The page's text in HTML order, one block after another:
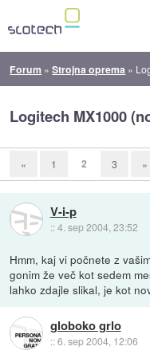
Forum »Strojna oprema »
Logitech MX1000
« 1 2 3 »
V-i-p
::4. sep 2004, 23:52
Hmm, kaj vi počnete z
gonim že več kot sedem
lahko zdajle slikal, je kot
globoko grlo
::6. sep 2004, 12:06